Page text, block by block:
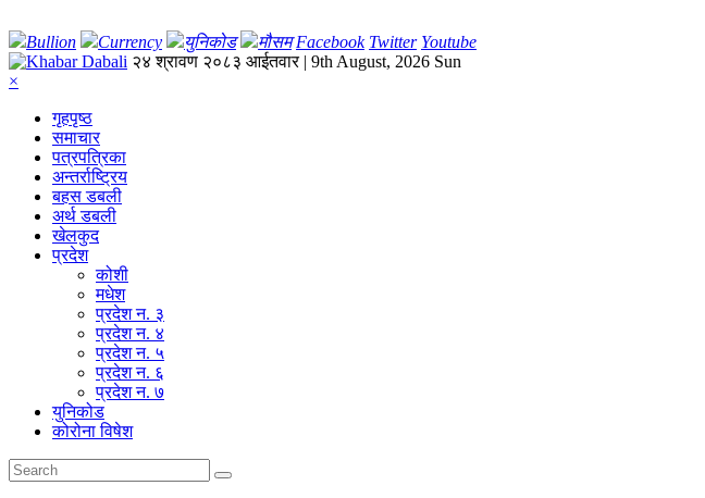
Bullion Currency युनिकोड मौसम Facebook Twitter Youtube
२४ श्रावण २०८३ आईतवार | 9th August, 2026 Sun
×
गृहपृष्‍ठ
समाचार
पत्रपत्रिका
अन्तर्राष्ट्रिय
बहस डबली
अर्थ डबली
खेलकुद
प्रदेश
कोशी
मधेश
प्रदेश न. ३
प्रदेश न. ४
प्रदेश न. ५
प्रदेश न. ६
प्रदेश न. ७
युनिकोड
कोरोना विषेश